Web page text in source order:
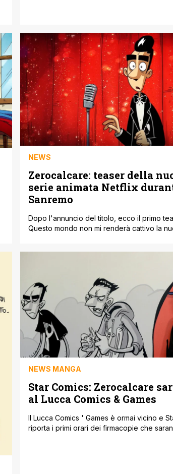
disponibile su Netflix, vi [']
NEWS
Zerocalcare: teaser della
serie animata Netflix
Sanremo
Dopo l'annuncio del titolo, ecco il primo
Questo mondo non mi renderà cattivo la
promo (essendo l'evento più seguito in
sua auto-ironia e con la partecipazione di
NEWS MANGA
Star Comics: Zerocalcare
al Lucca Comics & Games
Il Lucca Comics ' Games è ormai vicino e
riporta i primi orari dei firmacopie che